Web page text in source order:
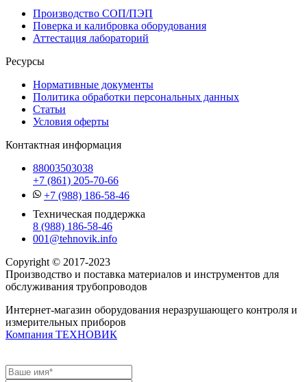
Производство СОП/ПЭП
Поверка и калибровка оборудования
Аттестация лабораторий
Ресурсы
Нормативные документы
Политика обработки персональных данных
Статьи
Условия оферты
Контактная информация
88003503038
+7 (861) 205-70-66
+7 (988) 186-58-46
Техническая поддержка
8 (988) 186-58-46
001@tehnovik.info
Copyright © 2017-2023
Производство и поставка материалов и инструментов для
обслуживания трубопроводов
Интернет-магазин оборудования неразрушающего контроля и
измерительных приборов
Компания ТЕХНОВИК